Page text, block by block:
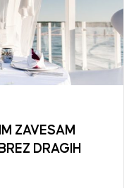
ZAVESAM
DRAGIH